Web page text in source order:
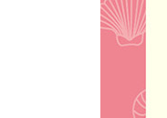
STEP 05
01 슬로
02 메이